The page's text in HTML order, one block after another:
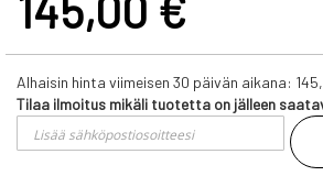
gallery
Alhaisin hinta viimeisen 30 päivän aikana:
Tilaa ilmoitus mikäli tuotetta on jälleen